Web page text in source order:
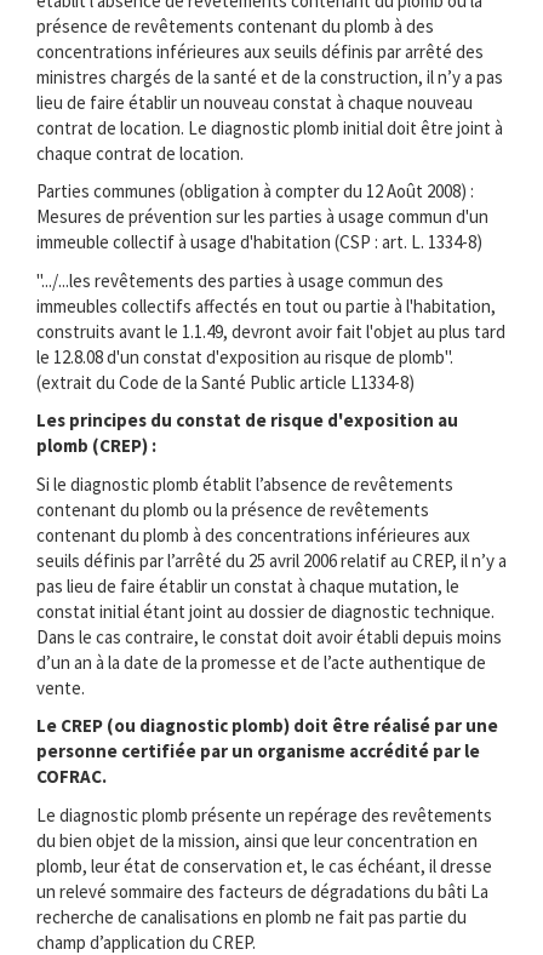
présence de revêtements contenant du plomb à des
concentrations inférieures aux seuils définis par arrêté des
ministres chargés de la santé et de la construction, il n’y a pas
lieu de faire établir un nouveau constat à chaque nouveau
contrat de location. Le diagnostic plomb initial doit être joint à
chaque contrat de location.
Parties communes (obligation à compter du 12 Août 2008) :
Mesures de prévention sur les parties à usage commun d'un
immeuble collectif à usage d'habitation (CSP : art. L. 1334-8)
".../...les revêtements des parties à usage commun des
immeubles collectifs affectés en tout ou partie à l'habitation,
construits avant le 1.1.49, devront avoir fait l'objet au plus tard
le 12.8.08 d'un constat d'exposition au risque de plomb".
(extrait du Code de la Santé Public article L1334-8)
Les principes du constat de risque d'exposition au
plomb (CREP) :
Si le diagnostic plomb établit l’absence de revêtements
contenant du plomb ou la présence de revêtements
contenant du plomb à des concentrations inférieures aux
seuils définis par l’arrêté du 25 avril 2006 relatif au CREP, il n’y a
pas lieu de faire établir un constat à chaque mutation, le
constat initial étant joint au dossier de diagnostic technique.
Dans le cas contraire, le constat doit avoir établi depuis moins
d’un an à la date de la promesse et de l’acte authentique de
vente.
Le CREP (ou diagnostic plomb) doit être réalisé par une
personne certifiée par un organisme accrédité par le
COFRAC.
Le diagnostic plomb présente un repérage des revêtements
du bien objet de la mission, ainsi que leur concentration en
plomb, leur état de conservation et, le cas échéant, il dresse
un relevé sommaire des facteurs de dégradations du bâti La
recherche de canalisations en plomb ne fait pas partie du
champ d’application du CREP.